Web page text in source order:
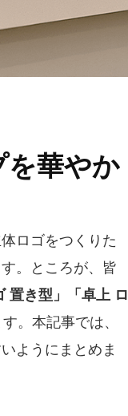
を華やか
ロゴをつくりた
。ところが、皆
置き型」「卓上 ロ
。本記事では、
ようにまとめま